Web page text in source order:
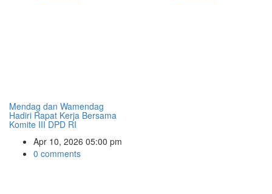
Mendag dan Wamendag
Hadiri Rapat Kerja Bersama
Komite III DPD RI
Apr 10, 2026 05:00 pm
0 comments